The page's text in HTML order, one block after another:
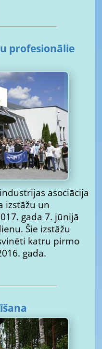
profesionālie
asociācija
izstāžu un
gada 7. jūnijā
Šie izstāžu
katru pirmo
gada.